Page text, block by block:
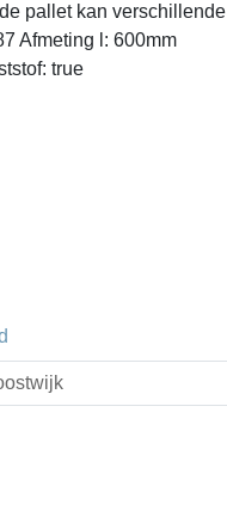
pallet kan verschillende
Afmeting l: 600mm
true